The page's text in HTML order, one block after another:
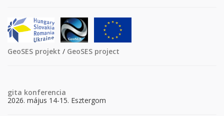
GeoSES projekt / GeoSES project
gita konferencia
2026. május 14-15. Esztergom